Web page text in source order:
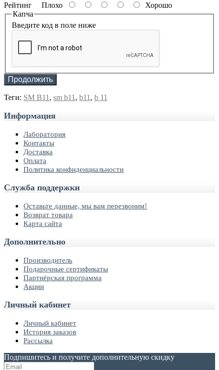
Рейтинг Плохо
Хорошо
Капча
Введите код в поле ниже
Продолжить
Теги: SM B11 , sm b11 , b11 , b 11
Информация
Лаборатория
Контакты
Доставка
Оплата
Политика конфиденциальности
Служба поддержки
Оставьте данные, мы вам перезвоним!
Возврат товара
Карта сайта
Дополнительно
Производитель
Подарочные сертификаты
Партнёрская программа
Акции
Личный кабинет
Личный кабинет
История заказов
Рассылка
Подпишитесь и получите дополнительную скидку